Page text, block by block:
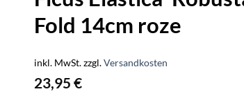
Fold 14cm roze
inkl. MwSt.zzgl.Versandkosten
23,95€